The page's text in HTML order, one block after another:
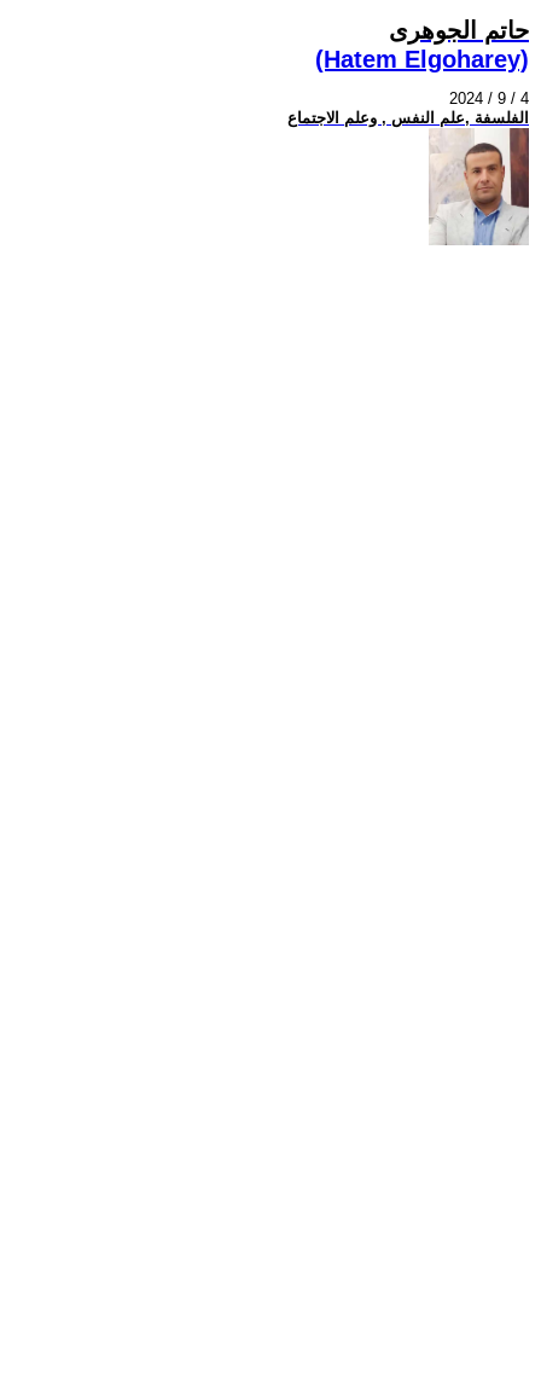
حاتم الجوهرى
(Hatem Elgoharey)
2024 / 9 / 4
الفلسفة ,علم النفس , وعلم الاجتماع